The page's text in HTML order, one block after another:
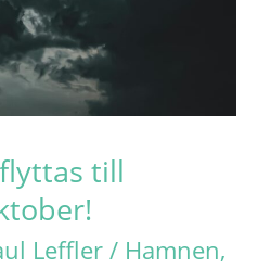
till
Leffler / Hamnen,